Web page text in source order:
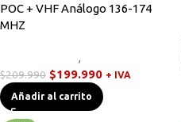
POC + VHF Análogo 136-174
MHZ
,
$209.990 $199.990 + IVA
Añadir al carrito